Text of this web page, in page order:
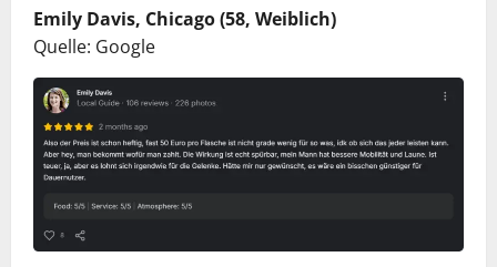
Emily Davis, Chicago (58, Weiblich)
Quelle: Google